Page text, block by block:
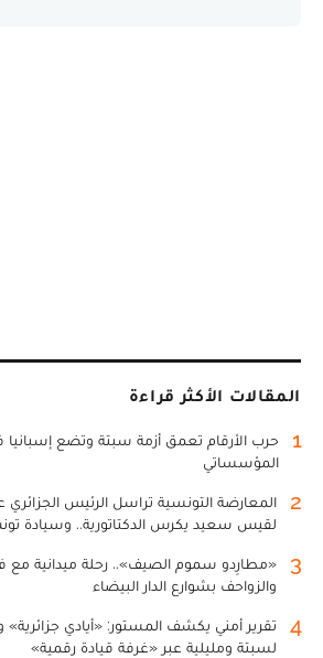
المقالات الأكثر قراءة
1
حرب الأرقام تعمق أزمة سبتة وتضع إسبانيا
المؤسساتي
2
المعارضة التونسية تراسل الرئيس
لقيس سعيد يكرس الدكتاتورية.. وسيادة
3
«مطارِدو سموم الصيف».. رحلة ميدانية مع
والزواحف بشوارع الدار البيضاء
4
تقرير أمني يكشف المستور: «أيادي
لسبتة ومليلية عبر «غرفة قيادة رقمية»